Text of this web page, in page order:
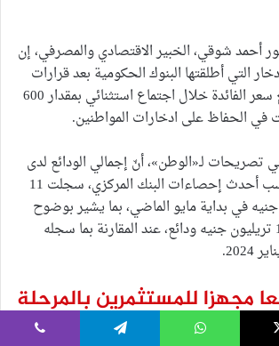
أحمد شوقي، الخبير الاقتصادي والمصرفي، إن
التي أطلقتها البنوك الحكومية بعد قرارات
مارس الماضي، برفع سعر الفائدة خلال اجتماع استثنائي بمقدار 600
الحفاظ على ادخارات المواطنين.
لـ«الوطن»، أنّ إجمالي الودائع لدى
البنوك المصرية بحسب أحدث إحصاءات البنك المركزي، سجلت 11
و839 مليار جنيه في بداية مايو الماضي، بما يشير بوضوح
إلى زيادة بمقدار 1.5 تريليون جنيه ودائع، عند المقارنة بما سجله
مصنعا مجهزا للمستثمرين بالمرحلة
الروبيكي
(الوطن)